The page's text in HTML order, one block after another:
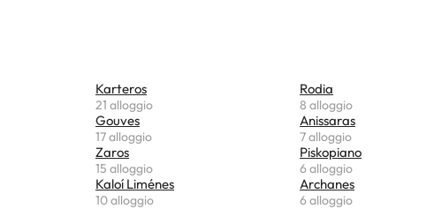
Karteros
21 alloggio
Gouves
17 alloggio
Zaros
15 alloggio
Kaloí Liménes
10 alloggio
Rodia
8 alloggio
Anissaras
7 alloggio
Piskopiano
6 alloggio
Archanes
6 alloggio